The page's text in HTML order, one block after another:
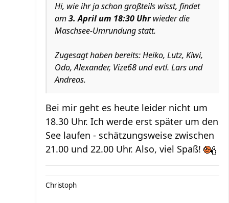
Hi, wie ihr ja schon großteils wisst, findet
am3. April um 18:30 Uhrwieder die
Maschsee-Umrundung statt.
Zugesagt haben bereits: Heiko, Lutz, Kiwi,
Odo, Alexander, Vize68 und evtl. Lars und
Andreas.
Bei mir geht es heute leider nicht um
18.30 Uhr. Ich werde erst später um den
See laufen - schätzungsweise zwischen
21.00 und 22.00 Uhr. Also, viel Spaß!
Christoph